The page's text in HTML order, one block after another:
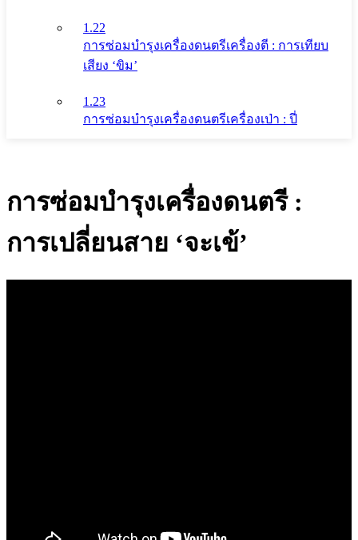
1.22
การซ่อมบำรุงเครื่องดนตรีเครื่องตี : การเทียบ
เสียง ‘ขิม’
1.23
การซ่อมบำรุงเครื่องดนตรีเครื่องเป่า : ปี่
การซ่อมบำรุงเครื่องดนตรี :
การเปลี่ยนสาย ‘จะเข้’